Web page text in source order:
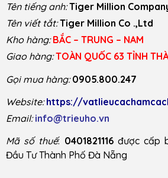
Tên tiếng anh: Tiger Million
Tên viết tắt: Tiger Million Co .,Ltd
Kho hàng: BẮC – TRUNG – NAM
Giao hàng: TOÀN QUỐC 63 TỈNH
Gọi mua hàng: 0905.800.247
Website: https://
Email: info@trieuho.vn
Mã số thuế: 0401821116được cấp
Đầu Tư Thành Phố Đà Nẵng